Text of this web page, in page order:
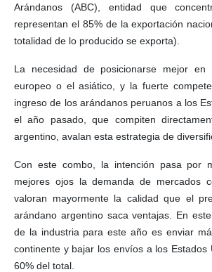
Arándanos (ABC), entidad que
representan el 85% de la exportación
totalidad de lo producido se exporta).
La necesidad de posicionarse mejor en
europeo o el asiático, y la fuerte
ingreso de los arándanos peruanos a los
el año pasado, que compiten
argentino, avalan esta estrategia de
Con este combo, la intención pasa por
mejores ojos la demanda de mercados
valoran mayormente la calidad que el
arándano argentino saca ventajas. En
de la industria para este año es enviar
continente y bajar los envíos a los Estados
60% del total.